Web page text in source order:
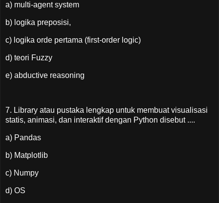
a) multi-agent system
b) logika preposisi,
c) logika orde pertama (first-order logic)
d) teori Fuzzy
e) abductive reasoning
7. Library atau pustaka lengkap untuk membuat visualisasi
statis, animasi, dan interaktif dengan Python disebut ....
a) Pandas
b) Matplotlib
c) Numpy
d) OS